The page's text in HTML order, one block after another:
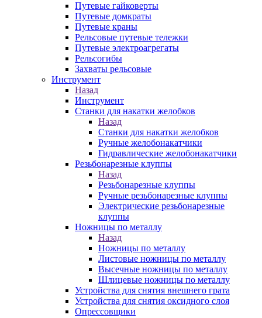
Путевые гайковерты
Путевые домкраты
Путевые краны
Рельсовые путевые тележки
Путевые электроагрегаты
Рельсогибы
Захваты рельсовые
Инструмент
Назад
Инструмент
Станки для накатки желобков
Назад
Станки для накатки желобков
Ручные желобонакатчики
Гидравлические желобонакатчики
Резьбонарезные клуппы
Назад
Резьбонарезные клуппы
Ручные резьбонарезные клуппы
Электрические резьбонарезные
клуппы
Ножницы по металлу
Назад
Ножницы по металлу
Листовые ножницы по металлу
Высечные ножницы по металлу
Шлицевые ножницы по металлу
Устройства для снятия внешнего грата
Устройства для снятия оксидного слоя
Опрессовщики